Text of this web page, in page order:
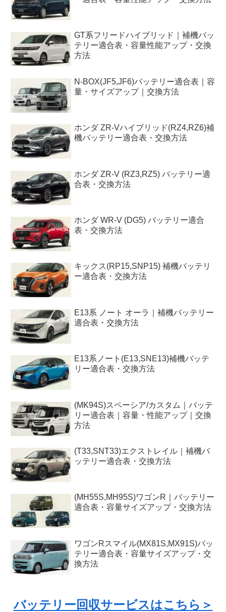
GT系フリードハイブリッド｜補機バッ
テリー適合表・容量性能アップ・交換
方法
N-BOX(JF5,JF6)バッテリー適合表｜容
量・サイズアップ｜交換方法
ホンダ ZR-Vハイブリッド(RZ4,RZ6)補
機バッテリー適合表・交換方法
ホンダ ZR-V (RZ3,RZ5) バッテリー適
合表・交換方法
ホンダ WR-V (DG5) バッテリー適合
表・交換方法
キックス(RP15,SNP15) 補機バッテリ
ー適合表・交換方法
E13系 ノート オーラ｜補機バッテリー
適合表・交換方法
E13系ノート(E13,SNE13)補機バッテ
リー適合表・交換方法
(MK94S)スペーシア/カスタム｜バッテ
リー適合表｜容量・性能アップ｜交換
方法
(T33,SNT33)エクストレイル｜補機バ
ッテリー適合表・交換方法
(MH55S,MH95S)ワゴンR｜バッテリー
適合表・容量サイズアップ・交換方法
ワゴンRスマイル(MX81S,MX91S)バッ
テリー適合表・容量サイズアップ・交
換方法
バッテリー回収サービスはこちら＞